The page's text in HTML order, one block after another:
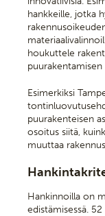
hankkeille, jotka
houkuttele
Esimerkiksi
puurakenteisen
osoitus siitä,
muuttaa
Hankinnoilla on
edistämisessä.